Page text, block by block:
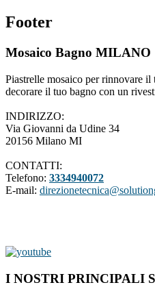
Footer
Mosaico Bagno MILANO
Piastrelle mosaico per rinnovare
decorare il tuo bagno con un
INDIRIZZO:
Via Giovanni da Udine 34
20156 Milano MI
CONTATTI:
Telefono: 3334940072
E-mail:
I NOSTRI PRINCIPALI